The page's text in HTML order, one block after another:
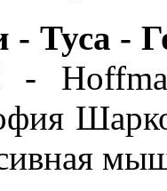
Туса -
-